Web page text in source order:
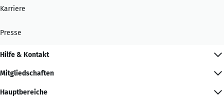
Karriere
Presse
Hilfe & Kontakt
Mitgliedschaften
Hauptbereiche